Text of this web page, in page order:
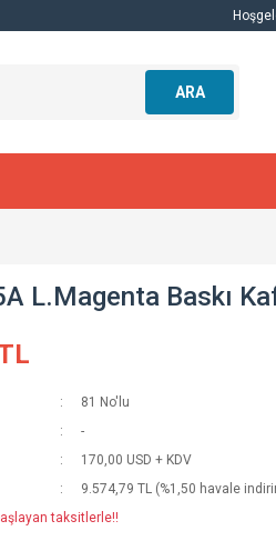
ARA
L.Magenta Baskı
81 No'lu
-
170,00 USD + KDV
9.574,79 TL (%1,50 havale
taksitlerle!!